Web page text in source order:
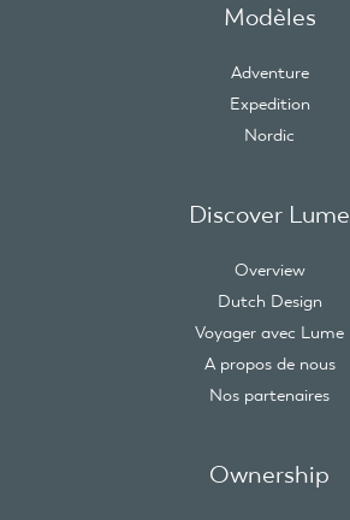
Modèles
Adventure
Expedition
Nordic
Discover Lume
Overview
Dutch Design
Voyager avec Lume
A propos de nous
Nos partenaires
Ownership